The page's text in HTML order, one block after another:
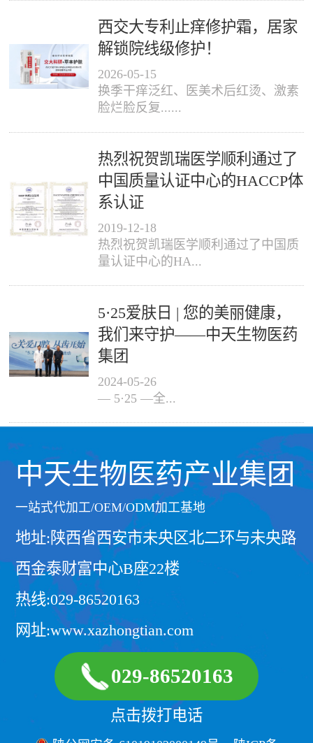
西交大专利止痒修护霜，居家
解锁院线级修护！
2026-05-15
换季干痒泛红、医美术后红烫、激素
脸烂脸反复......
热烈祝贺凯瑞医学顺利通过了
中国质量认证中心的HACCP体
系认证
2019-12-18
热烈祝贺凯瑞医学顺利通过了中国质
量认证中心的HA...
5·25爱肤日 | 您的美丽健康，
我们来守护——中天生物医药
集团
2024-05-26
— 5·25 —全...
中天生物医药产业集团
一站式代加工/OEM/ODM加工基地
地址:陕西省西安市未央区北二环与未央路
西金泰财富中心B座22楼
热线:029-86520163
网址:www.xazhongtian.com
029-86520163
点击拨打电话